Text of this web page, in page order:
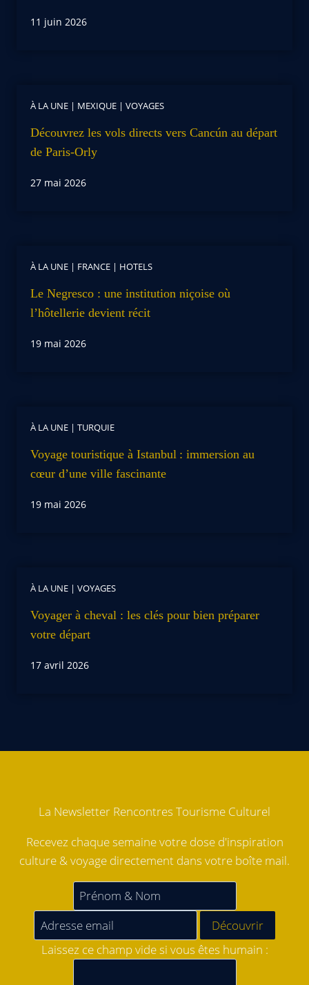
11 juin 2026
À LA UNE | MEXIQUE | VOYAGES
Découvrez les vols directs vers Cancún au départ
de Paris-Orly
27 mai 2026
À LA UNE | FRANCE | HOTELS
Le Negresco : une institution niçoise où
l’hôtellerie devient récit
19 mai 2026
À LA UNE | TURQUIE
Voyage touristique à Istanbul : immersion au
cœur d’une ville fascinante
19 mai 2026
À LA UNE | VOYAGES
Voyager à cheval : les clés pour bien préparer
votre départ
17 avril 2026
La Newsletter Rencontres Tourisme Culturel
Recevez chaque semaine votre dose d'inspiration
culture & voyage directement dans votre boîte mail.
Laissez ce champ vide si vous êtes humain :